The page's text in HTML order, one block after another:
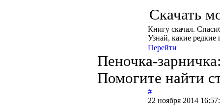
Скачать
Книгу скачал.
Узнай, какие
Перейти
Пеночка-
Помогите найти
#
22 ноября 2014